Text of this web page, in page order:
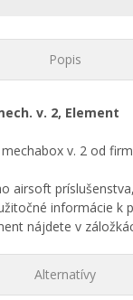
Popis
v. 2, Element
v. 2 od
airsoft
informácie k
nájdete v
Alternatívy